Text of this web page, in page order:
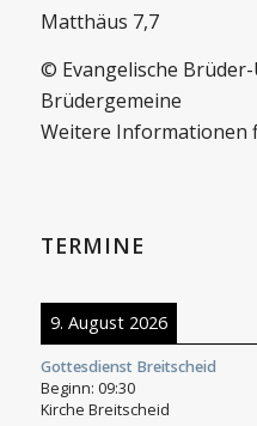
Matthäus 7,7
© Evangelische
Brüdergemeine
Weitere Informationen
TERMINE
9. August 2026
Gottesdienst Breitscheid
Beginn: 09:30
Kirche Breitscheid